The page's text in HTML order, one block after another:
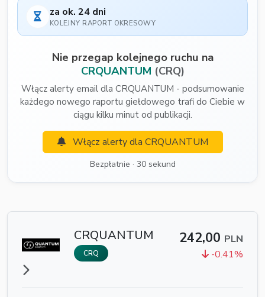
za ok. 24 dni
KOLEJNY RAPORT OKRESOWY
Nie przegap kolejnego ruchu na
CRQUANTUM (CRQ)
Włącz alerty email dla CRQUANTUM - podsumowanie
każdego nowego raportu giełdowego trafi do Ciebie w
ciągu kilku minut od publikacji.
Włącz alerty dla CRQUANTUM
Bezpłatnie · 30 sekund
CRQUANTUM
CRQ
242,00 PLN
-0.41%